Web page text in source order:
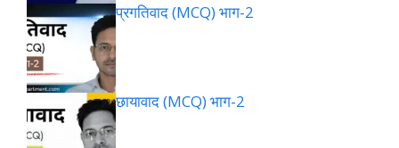
प्रगतिवाद (MCQ) भाग-2
छायावाद (MCQ) भाग-2